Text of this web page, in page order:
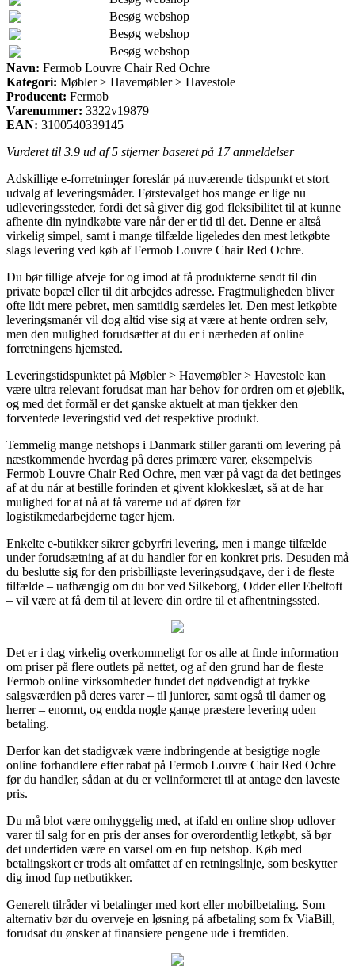
Besøg webshop
Besøg webshop
Besøg webshop
Navn: Fermob Louvre Chair Red Ochre
Kategori: Møbler > Havemøbler > Havestole
Producent: Fermob
Varenummer: 3322v19879
EAN: 3100540339145
Vurderet til 3.9 ud af 5 stjerner baseret på 17anmeldelser
Adskillige e-forretninger foreslår på nuværende tidspunkt et stort
udvalg af leveringsmåder. Førstevalget hos mange er lige nu
udleveringssteder, fordi det så giver dig god fleksibilitet til at kunne
afhente din nyindkøbte vare når der er tid til det. Denne er altså
virkelig simpel, samt i mange tilfælde ligeledes den mest letkøbte
slags levering ved køb af Fermob Louvre Chair Red Ochre.
Du bør tillige afveje for og imod at få produkterne sendt til din
private bopæl eller til dit arbejdes adresse. Fragtmuligheden bliver
ofte lidt mere pebret, men samtidig særdeles let. Den mest letkøbte
leveringsmanér vil dog altid vise sig at være at hente ordren selv,
men den mulighed forudsætter at du er i nærheden af online
forretningens hjemsted.
Leveringstidspunktet på Møbler > Havemøbler > Havestole kan
være ultra relevant forudsat man har behov for ordren om et øjeblik,
og med det formål er det ganske aktuelt at man tjekker den
forventede leveringstid ved det respektive produkt.
Temmelig mange netshops i Danmark stiller garanti om levering på
næstkommende hverdag på deres primære varer, eksempelvis
Fermob Louvre Chair Red Ochre, men vær på vagt da det betinges
af at du når at bestille forinden et givent klokkeslæt, så at de har
mulighed for at nå at få varerne ud af døren før
logistikmedarbejderne tager hjem.
Enkelte e-butikker sikrer gebyrfri levering, men i mange tilfælde
under forudsætning af at du handler for en konkret pris. Desuden må
du beslutte sig for den prisbilligste leveringsudgave, der i de fleste
tilfælde – uafhængig om du bor ved Silkeborg, Odder eller Ebeltoft
– vil være at få dem til at levere din ordre til et afhentningssted.
Det er i dag virkelig overkommeligt for os alle at finde information
om priser på flere outlets på nettet, og af den grund har de fleste
Fermob online virksomheder fundet det nødvendigt at trykke
salgsværdien på deres varer – til juniorer, samt også til damer og
herrer – enormt, og endda nogle gange præstere levering uden
betaling.
Derfor kan det stadigvæk være indbringende at besigtige nogle
online forhandlere efter rabat på Fermob Louvre Chair Red Ochre
før du handler, sådan at du er velinformeret til at antage den laveste
pris.
Du må blot være omhyggelig med, at ifald en online shop udlover
varer til salg for en pris der anses for overordentlig letkøbt, så bør
det undertiden være en varsel om en fup netshop. Køb med
betalingskort er trods alt omfattet af en retningslinje, som beskytter
dig imod fup netbutikker.
Generelt tilråder vi betalinger med kort eller mobilbetaling. Som
alternativ bør du overveje en løsning på afbetaling som fx ViaBill,
forudsat du ønsker at finansiere pengene ude i fremtiden.